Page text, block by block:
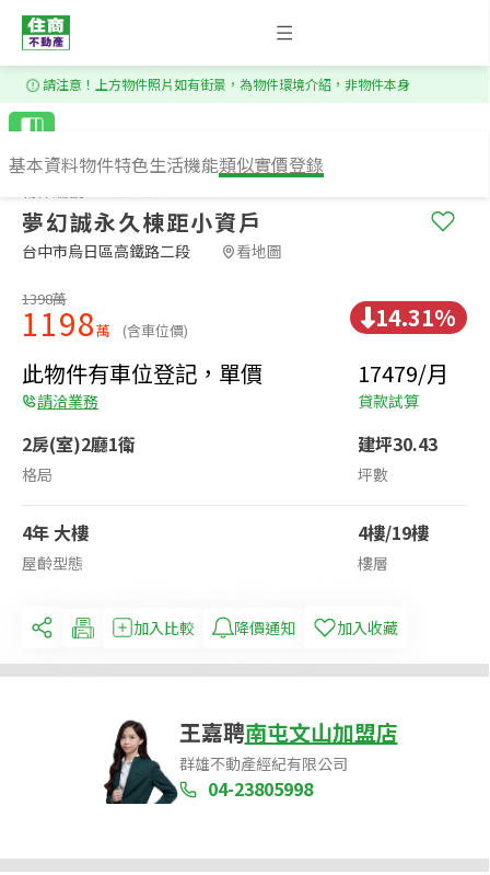
基本資料物件特色生活機能類似實價登錄
請注意！上方物件照片如有街景，為物件環境介紹，非物件本身
夢幻誠永久棟距小資戶
台中市烏日區高鐵路二段​ 看地圖
1398萬
1198萬 (含車位價)
14.31%
此物件有車位登記，單價
請洽業務
17479/月
貸款試算
2房(室)2廳1衛
格局
建坪30.43
坪數
4年 大樓
屋齡型態
4樓/19樓
樓層
加入比較 降價通知 加入收藏
王嘉聘南屯文山加盟店
群雄不動產經紀有限公司
04-23805998